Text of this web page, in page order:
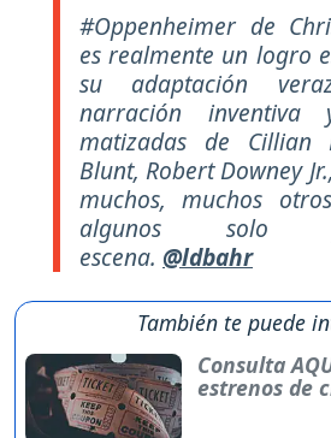
#Oppenheimer de
es realmente un logro
su adaptación
narración inventiva
matizadas de Cillian
Blunt, Robert Downey
muchos, muchos
algunos solo
escena. @ldbahr
También te puede
Consulta
estrenos de